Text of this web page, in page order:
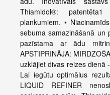
Thiamidol®:
plankumiem. •
sebuma samazināšanā un
pazīstama ar ādu
APSTIPRINĀJA:
uzklājiet divas reizes
Lai iegūtu optimālus
LIQUID REFINER